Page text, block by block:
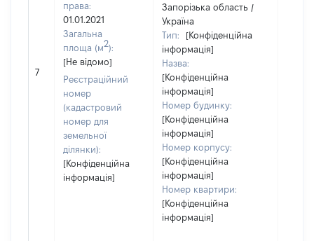
7
права:
01.01.2021
Загальна
площа (м2):
[Не відомо]
Реєстраційний
номер
(кадастровий
номер для
земельної
ділянки):
[Конфіденційна
інформація]
Запорізька область /
Україна
Тип:
[Конфіденційна
інформація]
Назва:
[Конфіденційна
інформація]
Номер будинку:
[Конфіденційна
інформація]
Номер корпусу:
[Конфіденційна
інформація]
Номер квартири:
[Конфіденційна
інформація]